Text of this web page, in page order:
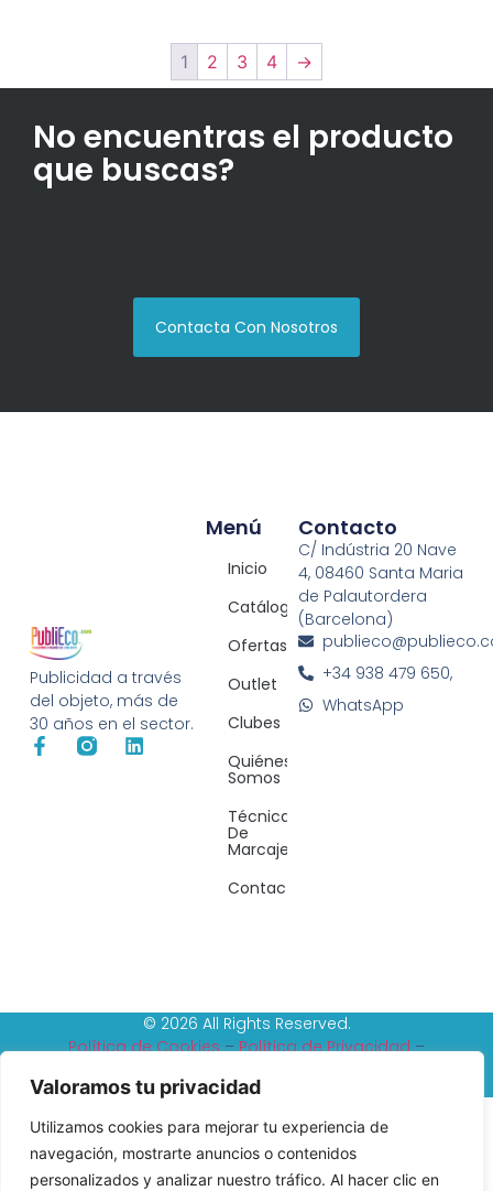
Valoramos tu privacidad
Utilizamos cookies para mejorar tu experiencia de
navegación, mostrarte anuncios o contenidos
personalizados y analizar nuestro tráfico. Al hacer clic en
1 2 3 4 →
No encuentras el producto
que buscas?
Contacta Con Nosotros
Publicidad a través
del objeto, más de
30 años en el sector.
Menú
Inicio
Catálogos
Ofertas
Outlet
Clubes
Quiénes
Somos
Técnicas
De
Marcaje
Contacto
Contacto
C/ Indústria 20 Nave
4, 08460 Santa Maria
de Palautordera
(Barcelona)
+34 938 479 650,
WhatsApp
© 2026 All Rights Reserved.
Política de Cookies–Política de Privacidad–